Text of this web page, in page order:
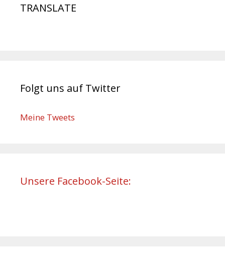
TRANSLATE
Folgt uns auf Twitter
Meine Tweets
Unsere Facebook-Seite: